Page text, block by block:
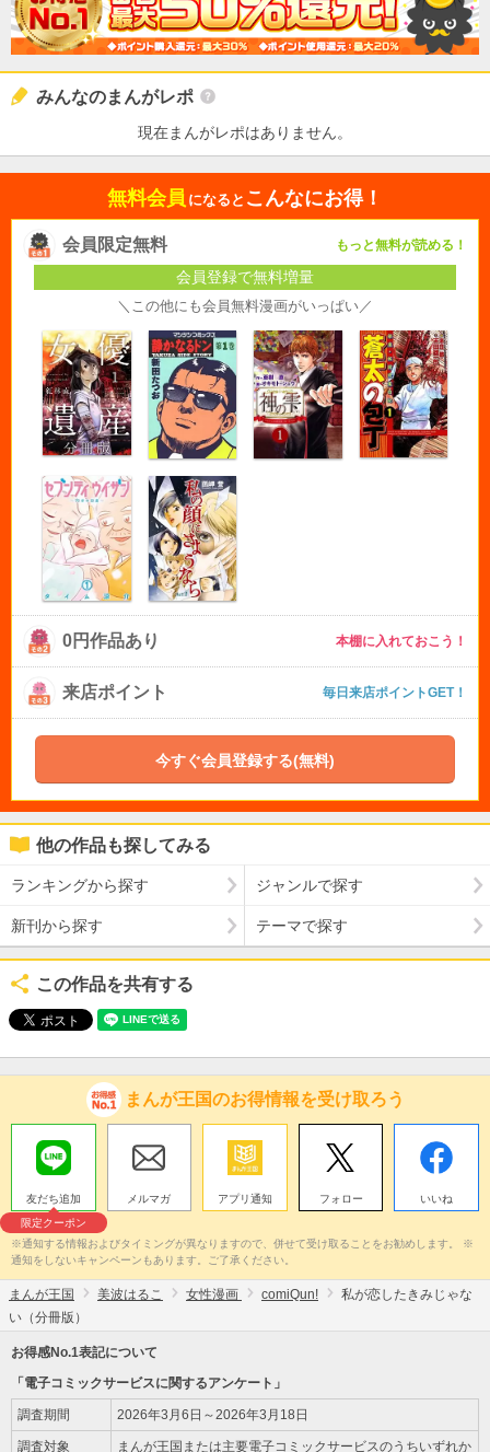
みんなのまんがレポ
現在まんがレポはありません。
無料会員 になると こんなにお得！
会員限定無料 もっと無料が読める！
会員登録で無料増量
＼この他にも会員無料漫画がいっぱい／
0円作品あり 本棚に入れておこう！
来店ポイント 毎日来店ポイントGET！
今すぐ会員登録する(無料)
他の作品も探してみる
ランキングから探す ジャンルで探す
新刊から探す テーマで探す
この作品を共有する
まんが王国のお得情報を受け取ろう
友だち追加
限定クーポン
メルマガ アプリ通知 フォロー いいね
※通知する情報およびタイミングが異なりますので、併せて受け取ることをお勧めします。 ※
通知をしないキャンペーンもあります。ご了承ください。
まんが王国 美波はるこ 女性漫画 comiQun!
私が恋したきみじゃな
い（分冊版）
お得感No.1表記について
「電子コミックサービスに関するアンケート」
調査期間 2026年3月6日～2026年3月18日
調査対象 まんが王国または主要電子コミックサービスのうちいずれか